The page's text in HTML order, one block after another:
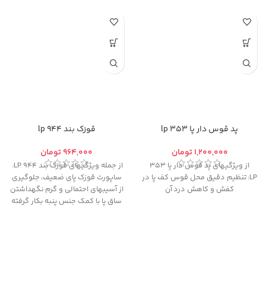
پد قوس دار پا 353 lp
تومان
از ویژگیهای پد قوس دار پا 353
LP: تنظیم دقیق محل قوس کف پا در
کفش و کاهش درد آن
قوزک بند 944 lp
تومان
از جمله ویژگیهای قوزک بند 944 LP:
ساپورت قوزك پای ضعيف، جلوگيری
از آسيبهای احتمالی و گرم نگهداشتن
ساق پا با کمک جنس پنبه بکار گرفته